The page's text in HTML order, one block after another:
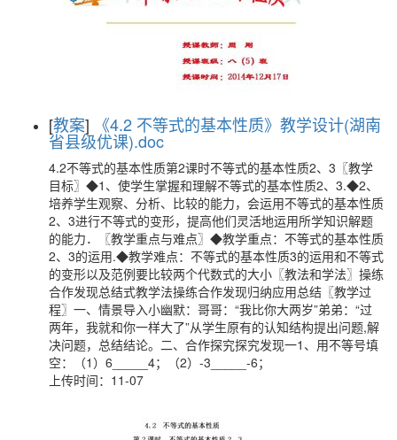
[教案] 《4.2 不等式的基本性质》教学设计(湖南
省县级优课).doc
4.2不等式的基本性质第2课时不等式的基本性质2、3〖教学
目标〗◆1、使学生掌握和理解不等式的基本性质2、3.◆2、
培养学生观察、分析、比较的能力，会运用不等式的基本性质
2、3进行不等式的变形，提高他们灵活地运用所学知识解题
的能力．〖教学重点与难点〗◆教学重点：不等式的基本性质
2、3的运用.◆教学难点：不等式的基本性质3的运用和不等式
的变形以及范例要比较两个代数式的大小〖教法和学法〗操练
合作发现总结式教学法操练合作发现归纳应用总结〖教学过
程〗一、情景导入小幽默：哥哥：“我比你大两岁”弟弟：“过
两年，我就和你一样大了”从学生原有的认知结构提出问题,解
决问题，总结结论。二、合作探究探究发现一1、用不等号填
空：（1）6_____4；（2）-3_____-6；
上传时间：11-07